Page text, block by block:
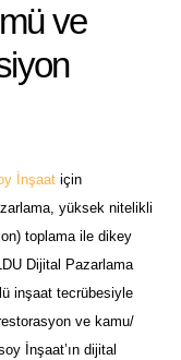
ve
İnşaat için
yüksek nitelikli
toplama ile dikey
Dijital Pazarlama
inşaat tecrübesiyle
ve kamu/
İnşaat’ın dijital